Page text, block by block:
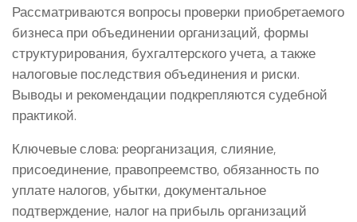
Рассматриваются вопросы проверки приобретаемого
бизнеса при объединении организаций, формы
структурирования, бухгалтерского учета, а также
налоговые последствия объединения и риски.
Выводы и рекомендации подкрепляются судебной
практикой.
Ключевые слова: реорганизация, слияние,
присоединение, правопреемство, обязанность по
уплате налогов, убытки, документальное
подтверждение, налог на прибыль организаций